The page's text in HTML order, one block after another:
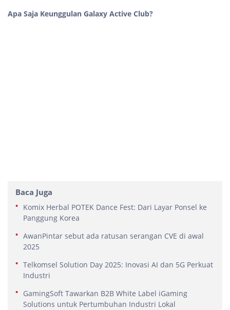
Apa Saja Keunggulan Galaxy Active Club?
Baca Juga
Komix Herbal POTEK Dance Fest: Dari Layar Ponsel ke
Panggung Korea
AwanPintar sebut ada ratusan serangan CVE di awal
2025
Telkomsel Solution Day 2025: Inovasi AI dan 5G Perkuat
Industri
GamingSoft Tawarkan B2B White Label iGaming
Solutions untuk Pertumbuhan Industri Lokal